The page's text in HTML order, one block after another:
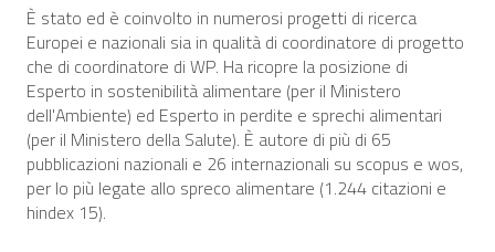
È stato ed è coinvolto in numerosi progetti di ricerca
Europei e nazionali sia in qualità di coordinatore di progetto
che di coordinatore di WP. Ha ricopre la posizione di
Esperto in sostenibilità alimentare (per il Ministero
dell'Ambiente) ed Esperto in perdite e sprechi alimentari
(per il Ministero della Salute). È autore di più di 65
pubblicazioni nazionali e 26 internazionali su scopus ewos,
per lo più legate allo spreco alimentare (1.244 citazioni e
hindex 15).